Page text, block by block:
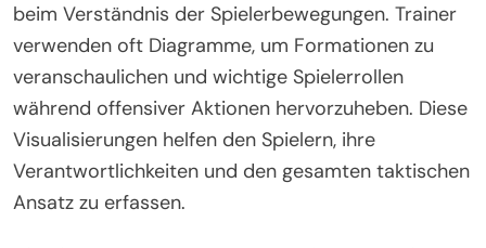
beim Verständnis der Spielerbewegungen. Trainer
verwenden oft Diagramme, um Formationen zu
veranschaulichen und wichtige Spielerrollen
während offensiver Aktionen hervorzuheben. Diese
Visualisierungen helfen den Spielern, ihre
Verantwortlichkeiten und den gesamten taktischen
Ansatz zu erfassen.